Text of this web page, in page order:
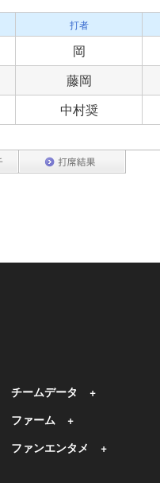
打者
岡
藤岡
中村奨
チームデータ
ファーム
ファンエンタメ